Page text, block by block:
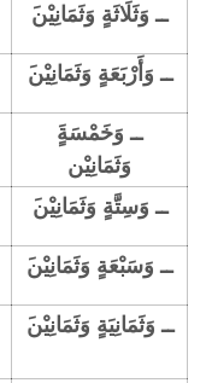
َــ وَثَلَاثَةٍ وَثَمَانِيْن
َــ وَأَرْبَعَةٍ وَثَمَانِيْن
وَثَمَانِيْن
َــ وَسِتَّةٍ وَثَمَانِيْن
َــ وَسَبْعَةٍ وَثَمَانِيْن
َــ وَثَمَانِيَةٍ وَثَمَانِيْن